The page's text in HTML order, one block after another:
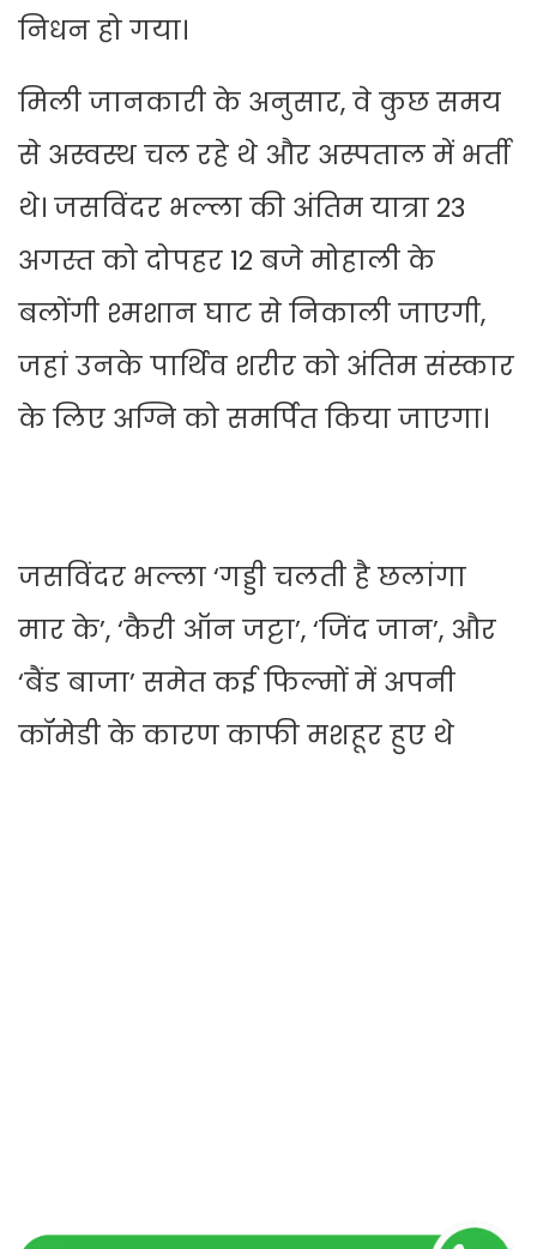
निधन हो गया।
मिली जानकारी के अनुसार, वे कुछ समय
से अस्वस्थ चल रहे थे और अस्पताल में भर्ती
थे। जसविंदर भल्ला की अंतिम यात्रा 23
अगस्त को दोपहर 12 बजे मोहाली के
बलोंगी श्मशान घाट से निकाली जाएगी,
जहां उनके पार्थिव शरीर को अंतिम संस्कार
के लिए अग्नि को समर्पित किया जाएगा।
जसविंदर भल्ला ‘गड्डी चलती है छलांगा
मार के’, ‘कैरी ऑन जट्टा’, ‘जिंद जान’, और
‘बैंड बाजा’ समेत कई फिल्मों में अपनी
कॉमेडी के कारण काफी मशहूर हुए थे